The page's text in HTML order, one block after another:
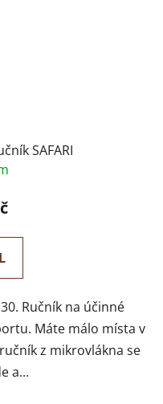
SAFARI
Ručník na účinné
Máte málo místa v
z mikrovlákna se
a...